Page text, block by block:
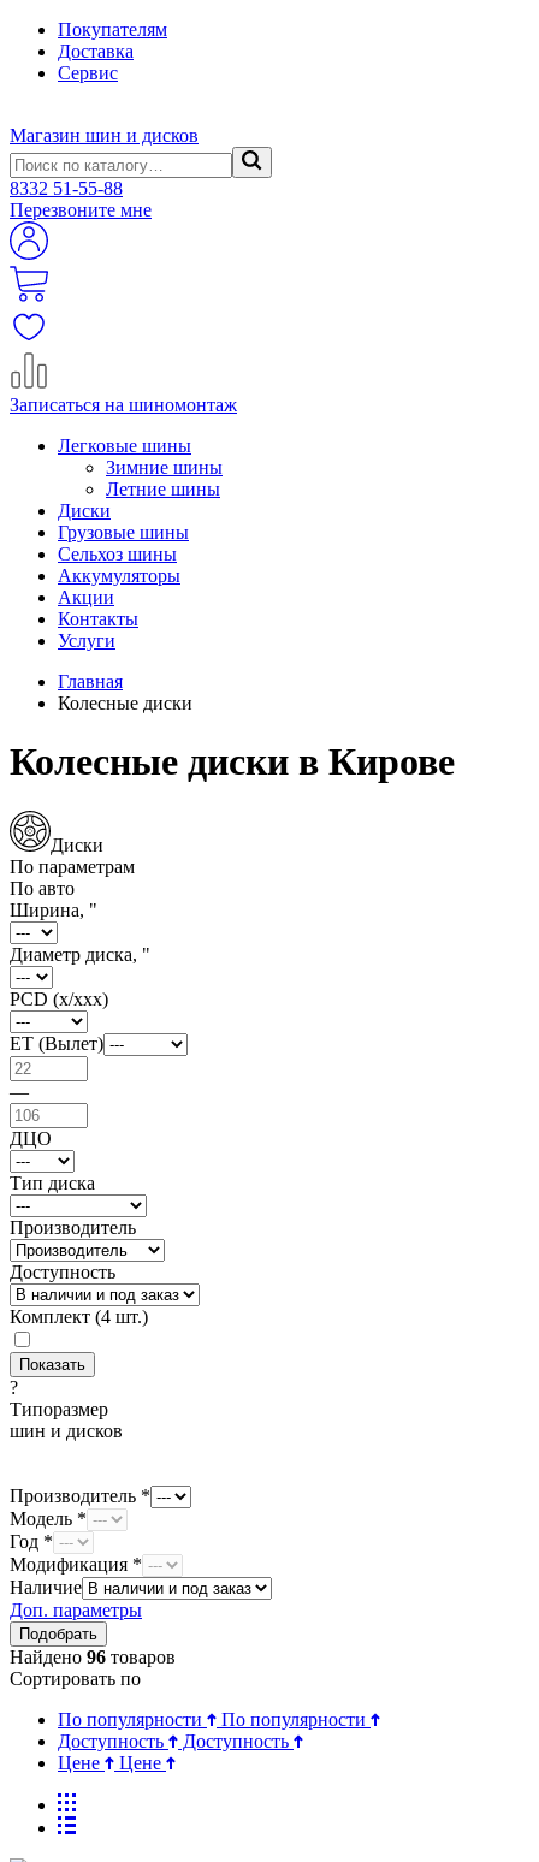
Покупателям
Доставка
Сервис
Магазин шин и дисков
8332 51-55-88
Перезвоните мне
Записаться на шиномонтаж
Легковые шины
Зимние шины
Летние шины
Диски
Грузовые шины
Сельхоз шины
Аккумуляторы
Акции
Контакты
Услуги
Главная
Колесные диски
Колесные диски в Кирове
Диски
По параметрам
По авто
Ширина, "
Диаметр диска, "
PCD (x/xxx)
ET (Вылет)
—
ДЦО
Тип диска
Производитель
Доступность
Комплект (4 шт.)
?
Типоразмер
шин и дисков
Производитель *
Модель *
Год *
Модификация *
Наличие
Доп. параметры
Найдено 96 товаров
Сортировать по
По популярности
По популярности
Доступность
Доступность
Цене
Цене